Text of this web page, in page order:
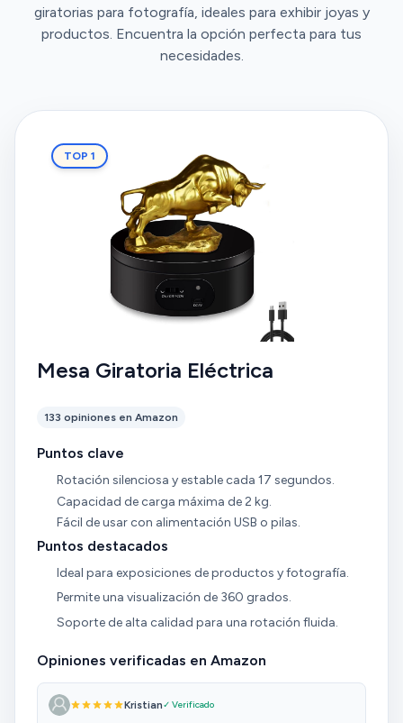
giratorias para fotografía, ideales para exhibir joyas y
productos. Encuentra la opción perfecta para tus
necesidades.
TOP 1
Mesa Giratoria Eléctrica
133 opiniones en Amazon
Puntos clave
Rotación silenciosa y estable cada 17 segundos.
Capacidad de carga máxima de 2 kg.
Fácil de usar con alimentación USB o pilas.
Puntos destacados
Ideal para exposiciones de productos y fotografía.
Permite una visualización de 360 grados.
Soporte de alta calidad para una rotación fluida.
Opiniones verificadas en Amazon
Kristian✓ Verificado